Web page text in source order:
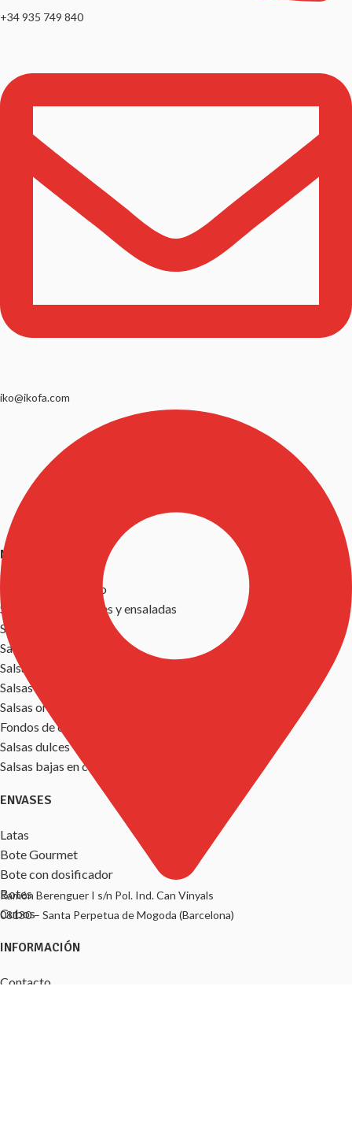
+34 935 749 840
iko@ikofa.com
Ramón Berenguer I s/n Pol. Ind. Can Vinyals
08130 – Santa Perpetua de Mogoda (Barcelona)
NUESTRAS SALSAS
Descargar catálogo
Salsas para entrantes y ensaladas
Salsas para carne
Salsas para pasta y pizza
Salsas para pescado
Salsas mexicanas / tex -mex
Salsas orientales
Fondos de cocina y marinadas
Salsas dulces
Salsas bajas en calorías
ENVASES
Latas
Bote Gourmet
Bote con dosificador
Botes
Cubos
INFORMACIÓN
Contacto